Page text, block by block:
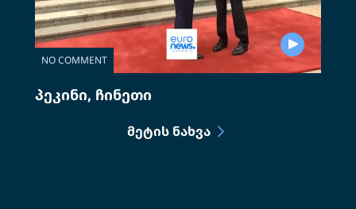
NO COMMENT
პეკინი, ჩინეთი
ᲛᲔᲢᲘᲡ ᲜᲐᲮᲕᲐ